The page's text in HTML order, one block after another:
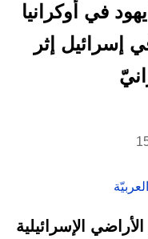
في أوكرانيا
إثر
الإسرائيلية